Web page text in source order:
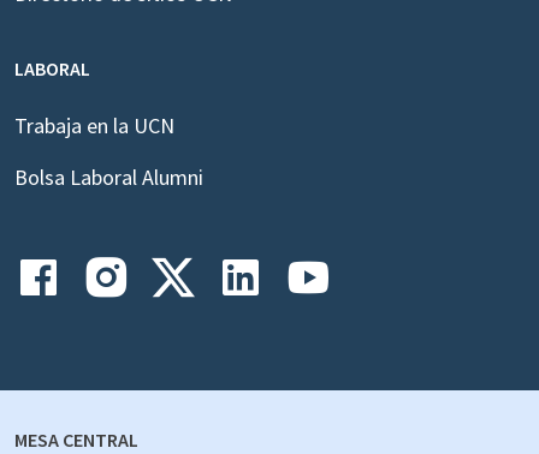
LABORAL
Trabaja en la UCN
Bolsa Laboral Alumni
MESA CENTRAL